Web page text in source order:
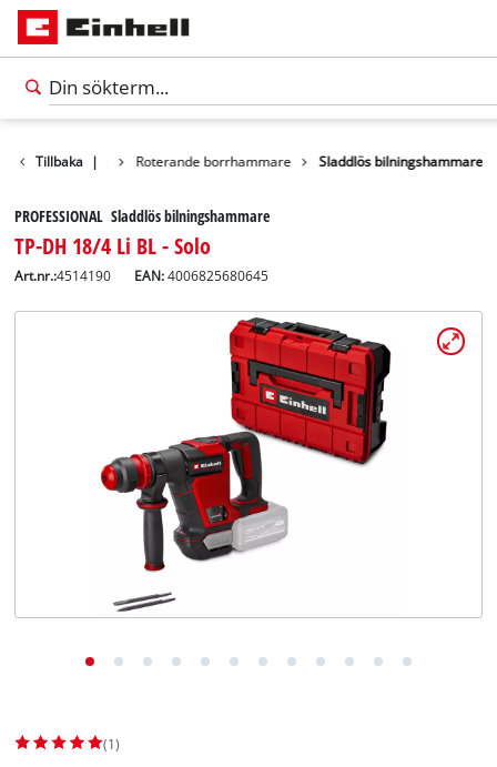
Svenska
Tillbaka |
Verktyg Roterande borrhammare Sladdlös bilningshammare
PROFESSIONAL Sladdlös bilningshammare
TP-DH 18/4 Li BL - Solo
Art.nr.:4514190 EAN:4006825680645
(1)